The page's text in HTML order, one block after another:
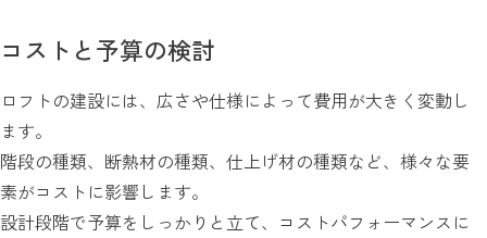
コストと予算の検討
ロフトの建設には、広さや仕様によって費用が大きく変動し
ます。
階段の種類、断熱材の種類、仕上げ材の種類など、様々な要
素がコストに影響します。
設計段階で予算をしっかりと立て、コストパフォーマンスに